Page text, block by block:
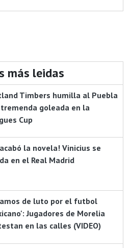
más leidas
Timbers humilla al Puebla
tremenda goleada en la
Cup
acabó la novela! Vinicius se
en el Real Madrid
de luto por el futbol
Jugadores de Morelia
en las calles (VIDEO)